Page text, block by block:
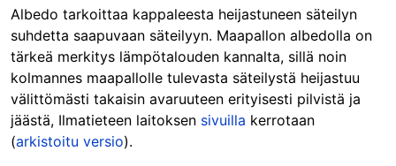
Albedo tarkoittaa kappaleesta heijastuneen säteilyn
suhdetta saapuvaan säteilyyn. Maapallon albedolla on
tärkeä merkitys lämpötalouden kannalta, sillä noin
kolmannes maapallolle tulevasta säteilystä heijastuu
välittömästi takaisin avaruuteen erityisesti pilvistä ja
jäästä, Ilmatieteen laitoksen sivuilla kerrotaan
(arkistoitu versio).